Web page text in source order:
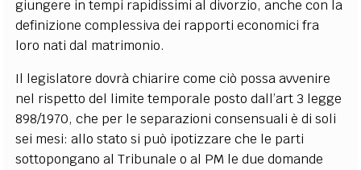
giungere in tempi rapidissimi al divorzio, anche con la
definizione complessiva dei rapporti economici fra
loro nati dal matrimonio.
Il legislatore dovrà chiarire come ciò possa avvenire
nel rispetto del limite temporale posto dall’art 3 legge
898/1970, che per le separazioni consensuali è di soli
sei mesi: allo stato si può ipotizzare che le parti
sottopongano al Tribunale o al PM le due domande